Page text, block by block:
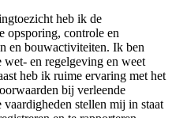
heb ik de
opsporing, controle en
en bouwactiviteiten. Ik ben
wet- en regelgeving en weet
heb ik ruime ervaring met het
bij verleende
stellen mij in staat